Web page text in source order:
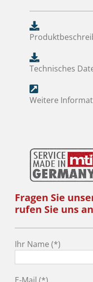
Technisches
Weitere
Fragen Sie
rufen Sie uns
Ihr Name (*)
E-Mail (*)